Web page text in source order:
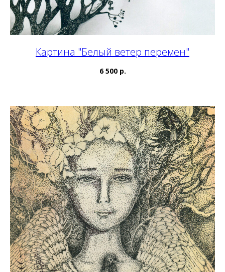
Картина "Белый ветер перемен"
6 500 р.